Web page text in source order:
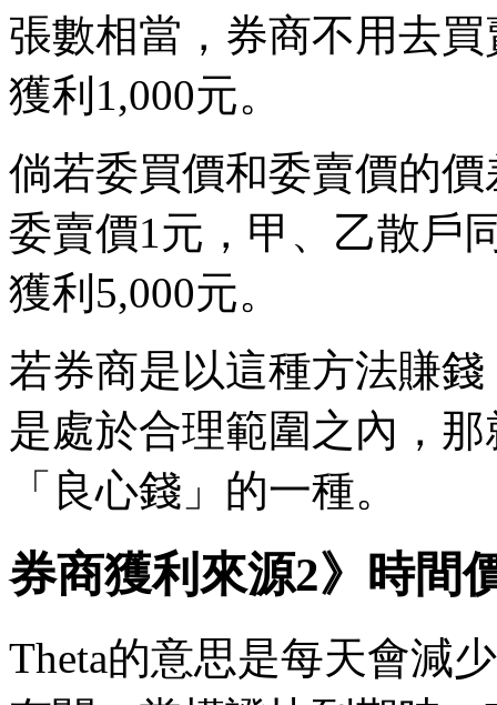
張數相當，券商不用去
獲利1,000元。
倘若委買價和委賣價的
委賣價1元，甲、乙散戶
獲利5,000元。
若券商是以這種方法賺
是處於合理範圍之內，
「良心錢」的一種。
券商獲利來源2》時間
Theta的意思是每天會減